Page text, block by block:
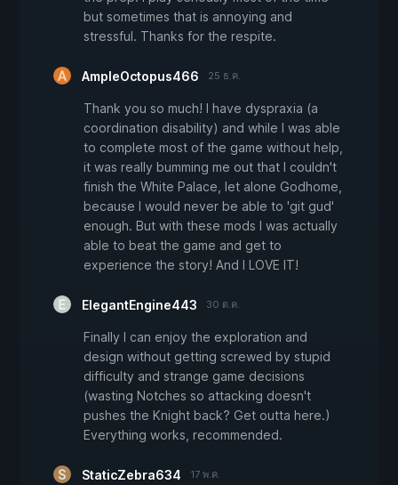
but sometimes that is annoying and
stressful. Thanks for the respite.
AmpleOctopus466 25 ธ.ค.
Thank you so much! I have dyspraxia (a
coordination disability) and while I was able
to complete most of the game without help,
it was really bumming me out that I couldn't
finish the White Palace, let alone Godhome,
because I would never be able to 'git gud'
enough. But with these mods I was actually
able to beat the game and get to
experience the story! And I LOVE IT!
ElegantEngine443 30 ต.ค.
Finally I can enjoy the exploration and
design without getting screwed by stupid
difficulty and strange game decisions
(wasting Notches so attacking doesn't
pushes the Knight back? Get outta here.)
Everything works, recommended.
StaticZebra634 17 พ.ค.